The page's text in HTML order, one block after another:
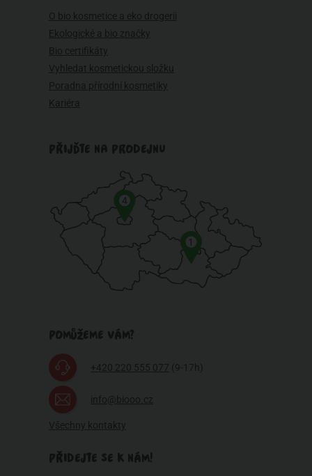
O bio kosmetice a eko drogerii
Ekologické a bio značky
Bio certifikáty
Vyhledat kosmetickou složku
Poradna přírodní kosmetiky
Kariéra
PŘIJĎTE NA PRODEJNU
1
4
POMŮŽEME VÁM?
+420 220 555 077 (9-17h)
info@biooo.cz
Všechny kontakty
PŘIDEJTE SE K NÁM!